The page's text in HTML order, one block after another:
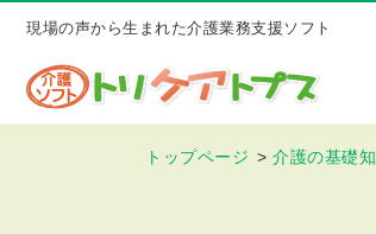
現場の声から生まれた介護業務支援ソフト
トップページ 介護の基礎